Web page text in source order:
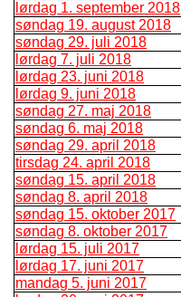
lørdag 1. september 2018
søndag 19. august 2018
søndag 29. juli 2018
lørdag 7. juli 2018
lørdag 23. juni 2018
lørdag 9. juni 2018
søndag 27. maj 2018
søndag 6. maj 2018
søndag 29. april 2018
tirsdag 24. april 2018
søndag 15. april 2018
søndag 8. april 2018
søndag 15. oktober 2017
søndag 8. oktober 2017
lørdag 15. juli 2017
lørdag 17. juni 2017
mandag 5. juni 2017